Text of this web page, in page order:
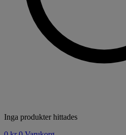
Inga produkter hittades